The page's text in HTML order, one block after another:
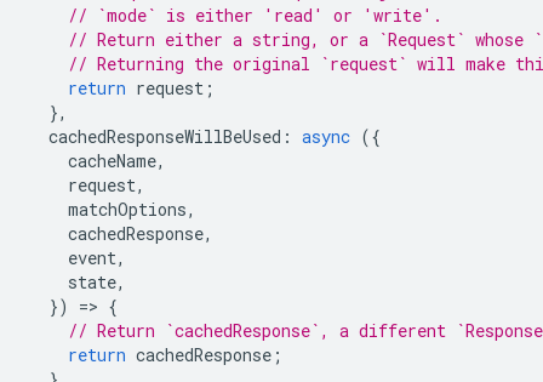
// `mode` is either 'read' or 'write'.
// Return either a string, or a `Request` whose
// Returning the original `request` will make
return request ;
},
cachedResponseWillBeUsed : async ({
cacheName,
request,
matchOptions,
cachedResponse,
event,
state,
})
=> {
// Return `cachedResponse`, a different
return cachedResponse ;